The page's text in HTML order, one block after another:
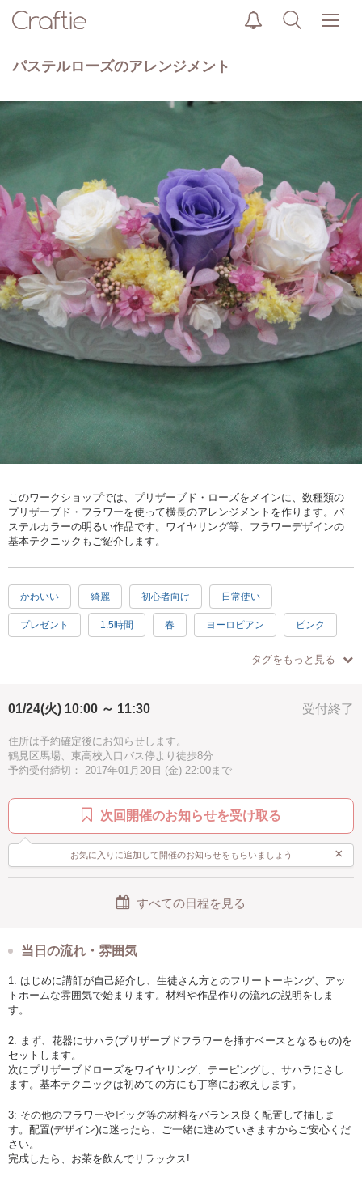
パステルローズのアレンジメント
このワークショップでは、プリザーブド・ローズをメインに、数種類の
プリザーブド・フラワーを使って横長のアレンジメントを作ります。パ
ステルカラーの明るい作品です。ワイヤリング等、フラワーデザインの
基本テクニックもご紹介します。
かわいい 綺麗 初心者向け 日常使い
プレゼント 1.5時間 春 ヨーロピアン ピンク
タグをもっと見る
受付終了
01/24(火) 10:00 ～ 11:30
住所は予約確定後にお知らせします。
鶴見区馬場、東高校入口バス停より徒歩8分
予約受付締切： 2017年01月20日 (金) 22:00まで
次回開催のお知らせを受け取る
お気に入りに追加して開催のお知らせをもらいましょう ×
すべての日程を見る
当日の流れ・雰囲気
1: はじめに講師が自己紹介し、生徒さん方とのフリートーキング、アッ
トホームな雰囲気で始まります。材料や作品作りの流れの説明をしま
す。
2: まず、花器にサハラ(プリザーブドフラワーを挿すベースとなるもの)を
セットします。
次にプリザーブドローズをワイヤリング、テーピングし、サハラにさし
ます。基本テクニックは初めての方にも丁寧にお教えします。
3: その他のフラワーやピッグ等の材料をバランス良く配置して挿しま
す。配置(デザイン)に迷ったら、ご一緒に進めていきますからご安心くだ
さい。
完成したら、お茶を飲んでリラックス!